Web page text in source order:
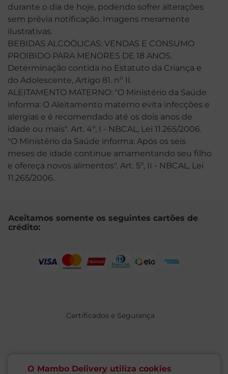
O Mambo Delivery utiliza cookies
durante o dia de hoje, podendo sofrer alterações
sem prévia notificação. Imagens meramente
ilustrativas.
BEBIDAS ALCOÓLICAS: VENDAS E CONSUMO
PROIBIDO PARA MENORES DE 18 ANOS.
Determinação contida no Estatuto da Criança e
do Adolescente, Artigo 81. nº II.
ALEITAMENTO MATERNO: "O Ministério da Saúde
informa: O Aleitamento materno evita infecções e
alergias e é recomendado até os dois anos de
idade ou mais". Art. 4º, I - NBCAL, Lei 11.265/2006.
"O Ministério da Saúde informa: Após os seis
meses de idade continue amamentando seu filho
e ofereça novos alimentos". Art. 5º, II - NBCAL, Lei
11.265/2006.
Aceitamos somente os seguintes cartões de
crédito:
Certificados e Segurança